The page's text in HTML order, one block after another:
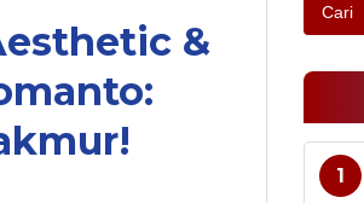
&
Cari
1